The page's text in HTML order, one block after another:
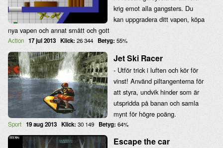
krig emot alla gangsters. Du
kan uppgradera ditt vapen, köpa
nya vapen och annat smått och gott
Action 17 jul 2013 Klick: 26 344 Betyg: 55%
Jet Ski Racer
- Utför trick i luften och kör för
vinst! Använd piltangenterna för
att styra, undvik hinder som är
utspridda på banan och samla
mynt för högre poäng.
Sport 19 aug 2013 Klick: 30 149 Betyg: 64%
Escape the car